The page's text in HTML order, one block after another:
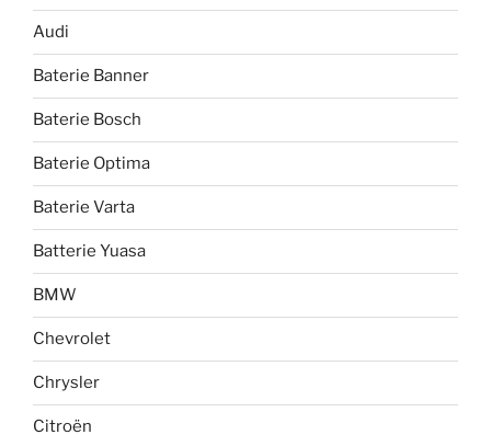
Audi
Baterie Banner
Baterie Bosch
Baterie Optima
Baterie Varta
Batterie Yuasa
BMW
Chevrolet
Chrysler
Citroën